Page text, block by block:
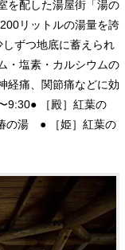
を配した湯屋街「湯の
リットルの湯量を誇
ずつ地底に蓄えられ
・塩素・カルシウムの
経痛、関節痛などに効
9:30● ［殿］紅葉の
の湯 ● ［姫］紅葉の